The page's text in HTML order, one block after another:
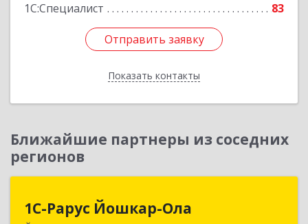
1С:Специалист
83
Отправить заявку
Показать контакты
Отправить заявку
Назад
Ближайшие партнеры из соседних
регионов
1С-Рарус Йошкар-Ола